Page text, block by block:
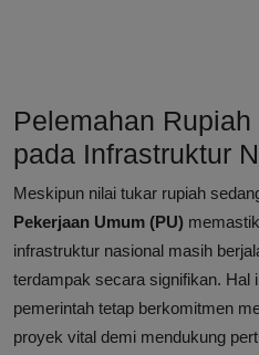
Pelemahan
pada Infrastruktur
Meskipun nilai tukar rupiah
Pekerjaan Umum (PU)
infrastruktur nasional masih
terdampak secara signifikan. Hal
pemerintah tetap berkomitmen
proyek vital demi mendukung